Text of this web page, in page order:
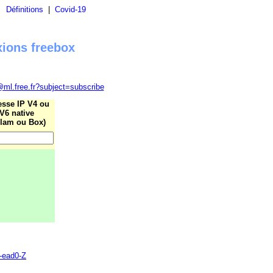
Définitions Covid-19
freebox
IP V4 ou
V6 native
ou Box)
Z